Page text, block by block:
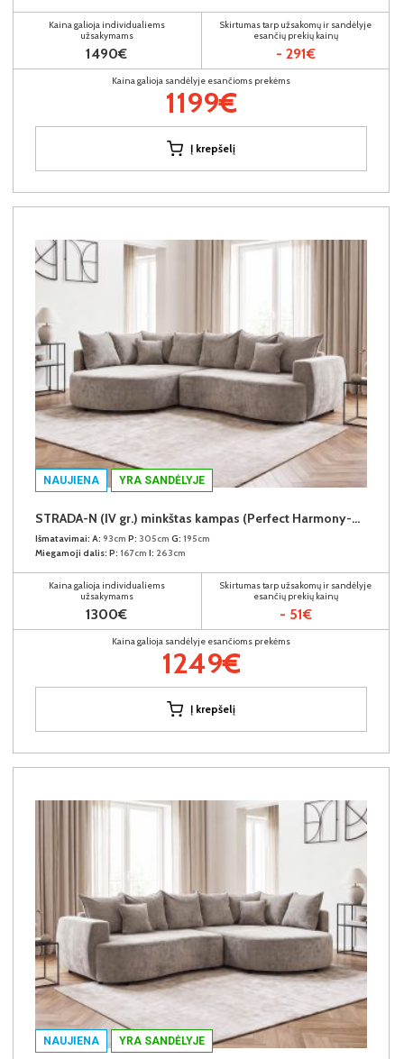
Kaina galioja individualiems
užsakymams
1490€
Skirtumas tarp užsakomų ir sandėlyje
esančių prekių kainų
- 291€
Kaina galioja sandėlyje esančioms prekėms
1199€
Į krepšelį
NAUJIENA YRA SANDĖLYJE
STRADA-N (IV gr.) minkštas kampas (Perfect Harmony-04) K
Išmatavimai: A: 93cm P: 305cm G: 195cm
Miegamoji dalis: P: 167cm I: 263cm
Kaina galioja individualiems
užsakymams
1300€
Skirtumas tarp užsakomų ir sandėlyje
esančių prekių kainų
- 51€
Kaina galioja sandėlyje esančioms prekėms
1249€
Į krepšelį
NAUJIENA YRA SANDĖLYJE